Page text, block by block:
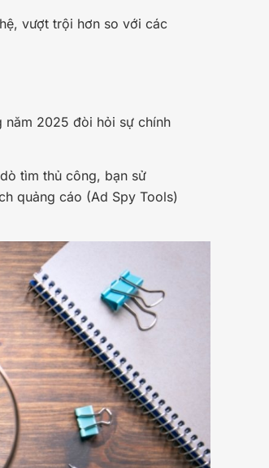
vượt trội hơn so với các
năm 2025 đòi hỏi sự chính
tìm thủ công, bạn sử
quảng cáo (Ad Spy Tools)